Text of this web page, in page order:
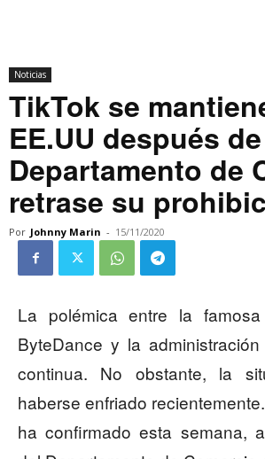
Noticias
TikTok se
EE.UU después
Departamento de
retrase su
Por Johnny Marin - 15/11/2020
La polémica entre la
ByteDance y la
continua. No obstante, la
haberse enfriado
ha confirmado esta semana,